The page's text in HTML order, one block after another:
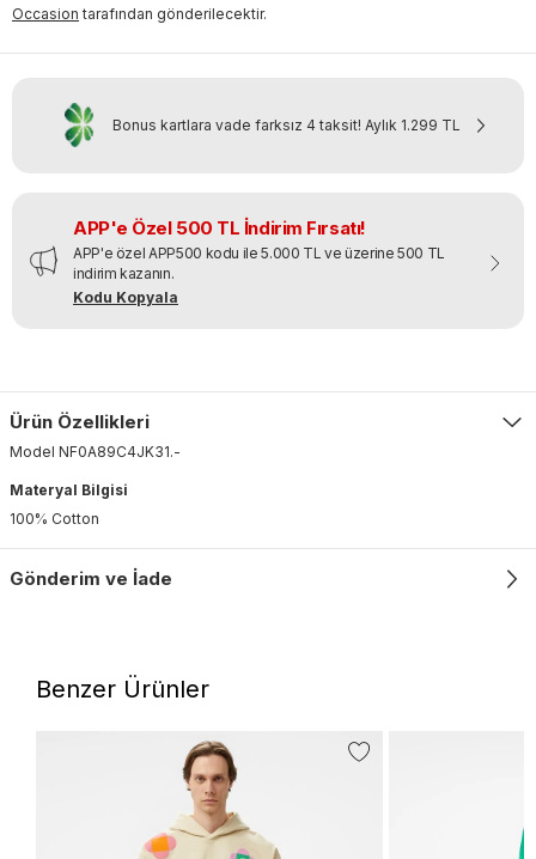
Occasion tarafından gönderilecektir.
Bonus kartlara vade farksız 4 taksit! Aylık 1.299 TL
APP'e Özel 500 TL İndirim Fırsatı!
APP'e özel APP500 kodu ile 5.000 TL ve üzerine 500 TL
indirim kazanın.
Kodu Kopyala
Ürün Özellikleri
Model NF0A89C4JK31.-
Materyal Bilgisi
100% Cotton
Gönderim ve İade
Benzer Ürünler